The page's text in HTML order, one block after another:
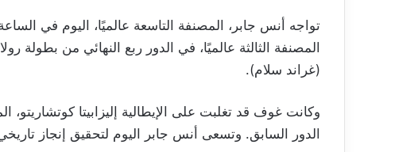
تواجه أنس جابر، المصنفة التاسعة عالميًا، اليوم في
المصنفة الثالثة عالميًا، في الدور ربع النهائي من بطولة
(غراند سلام).
الدور السابق. وتسعى أنس جابر اليوم لتحقيق إنجاز